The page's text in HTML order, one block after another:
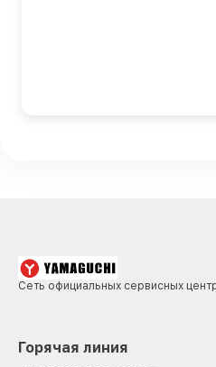
Сеть официальных сервисных
Горячая линия